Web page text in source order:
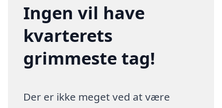
Ingen vil have
kvarterets
grimmeste tag!
Der er ikke meget ved at være